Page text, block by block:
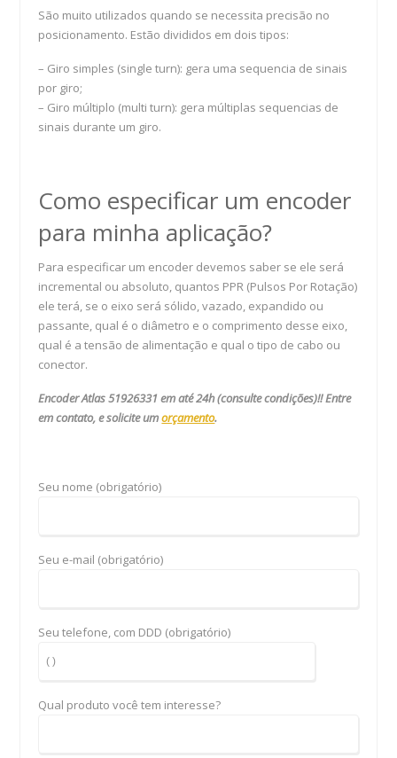
São muito utilizados quando se necessita precisão no
posicionamento. Estão divididos em dois tipos:
– Giro simples (single turn): gera uma sequencia de sinais
por giro;
– Giro múltiplo (multi turn): gera múltiplas sequencias de
sinais durante um giro.
Como especificar um encoder
para minha aplicação?
Para especificar um encoder devemos saber se ele será
incremental ou absoluto, quantos PPR (Pulsos Por Rotação)
ele terá, se o eixo será sólido, vazado, expandido ou
passante, qual é o diâmetro e o comprimento desse eixo,
qual é a tensão de alimentação e qual o tipo de cabo ou
conector.
Encoder Atlas 51926331 em até 24h (consulte condições)!! Entre
em contato, e solicite umorçamento.
Seu nome (obrigatório)
Seu e-mail (obrigatório)
Seu telefone, com DDD (obrigatório)
Qual produto você tem interesse?